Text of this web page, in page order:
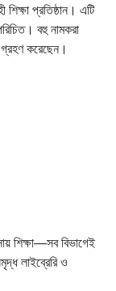
প্রতিষ্ঠান। এটি
বহু নামকরা
গ্রহণ করেছেন।
শিক্ষা—সব বিভাগেই
লাইব্রেরি ও